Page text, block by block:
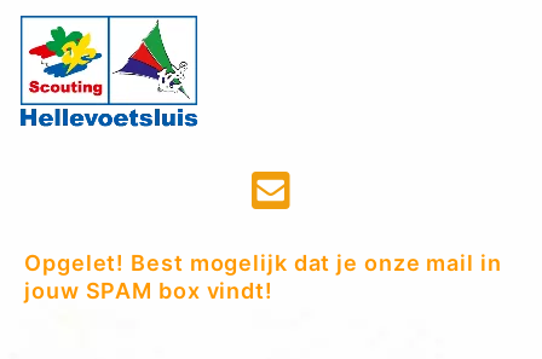
Opgelet! Best mogelijk dat je onze mail in
jouw SPAM box vindt!